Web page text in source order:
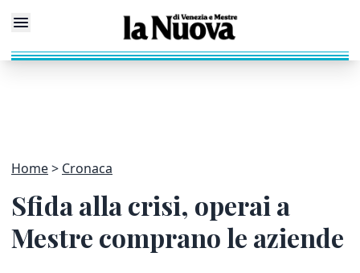
Home Cronaca
Sfida alla crisi, operai a
Mestre comprano le aziende